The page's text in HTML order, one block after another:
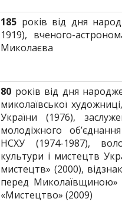
185 років від дня
1919), вченого-
Миколаєва
80 років від дня
миколаївської
України (1976),
молодіжного
НСХУ (1974-1987),
культури і мистецтв
мистецтв» (2000),
перед Миколаївщиною»
«Мистецтво» (2009)